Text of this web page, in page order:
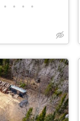
• • • •